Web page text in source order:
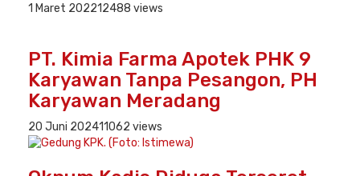
1 Maret 202212488 views
PT. Kimia Farma Apotek PHK 9
Karyawan Tanpa Pesangon, PH
Karyawan Meradang
20 Juni 202411062 views